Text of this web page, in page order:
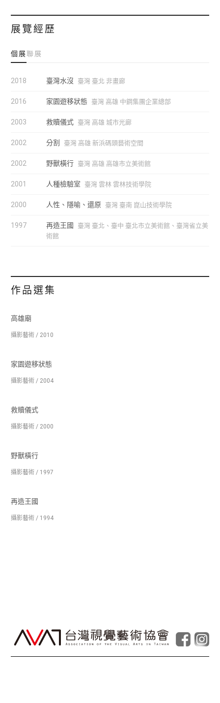
展覽經歷
個展聯展
2018 臺灣水沒 臺灣 臺北 非畫廊
2016 家園遊移狀態 臺灣 高雄 中鋼集團企業總部
2003 救贖儀式 臺灣 高雄 城市光廊
2002 分割 臺灣 高雄 新浜碼頭藝術空間
2002 野獸橫行 臺灣 高雄 高雄市立美術館
2001 人種檢驗室 臺灣 雲林 雲林技術學院
2000 人性、隱喻、還原 臺灣 臺南 崑山技術學院
1997 再造王國
臺灣 臺北、臺中 臺北市立美術館、臺灣省立美
術館
作品選集
高雄廟
攝影藝術 / 2010
家園遊移狀態
攝影藝術 / 2004
救贖儀式
攝影藝術 / 2000
野獸橫行
攝影藝術 / 1997
再造王國
攝影藝術 / 1994